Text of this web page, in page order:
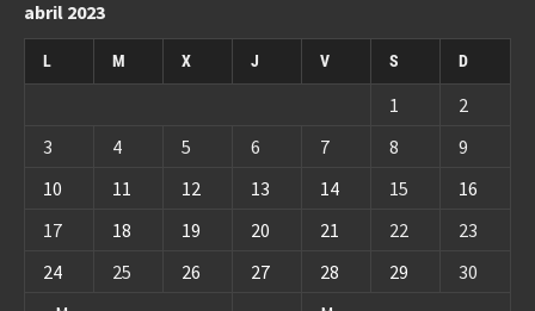
abril 2023
L M X J V S D
1
2
3
4 5 6 7 8
9
10
11 12 13 14 15
16
17
18 19 20 21 22
23
24
25 26 27 28 29 30